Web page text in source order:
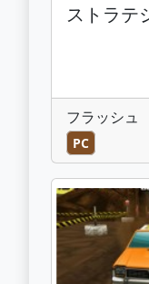
ストラテ
フラッシュ
PC